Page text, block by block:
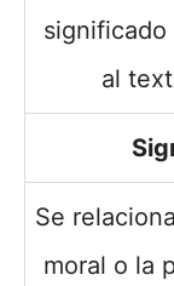
al
Se
moral o la